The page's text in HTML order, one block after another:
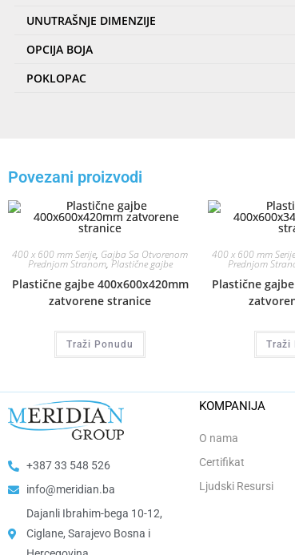
UNUTRAŠNJE DIMENZIJE
OPCIJA BOJA
POKLOPAC
Povezani proizvodi
400 x 600 mm Serije, Gajba Sa Otvorenom
Prednjom Stranom, Plastične gajbe
Plastične gajbe 400x600x420mm
zatvorene stranice
Traži Ponudu
400 x 600 mm Serije
Prednjom
Plastične
Traži
+387 33 548 526
info@meridian.ba
Dajanli Ibrahim-bega 10-12,
Ciglane, Sarajevo Bosna i
KOMPANIJA
O nama
Certifikat
Ljudski Resursi